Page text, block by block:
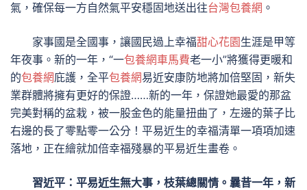
氣，確保每一方自然氣平安穩固地送出往台灣包養網 。
家事國是全國事，讓國民過上幸福甜心花園生涯是甲等
年夜事。新的一年，“一包養網車馬費老一小”將獲得更暖和
的包養網庇護，全平包養網易近安康防地將加倍堅固，新失
業群體將擁有更好的保證……新的一年，保證她最愛的那盆
完美對稱的盆栽，被一股金色的能量扭曲了，左邊的葉子比
右邊的長了零點零一公分！平易近生的幸福清單一項項加速
落地，正在繪就加倍幸福殘暴的平易近生畫卷。
習近平：平易近生無大事，枝葉總關情。曩昔一年，新